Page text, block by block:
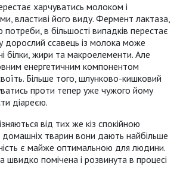
харчуватись молоком і
властиві його виду. Фермент лактаза,
потреби, в більшості випадків перестає
дорослий ссавець із молока може
білки, жири та макроелементи. Але
енергетичним компонентом
Більше того, шлунково-кишковий
проти тепер уже чужого йому
діареєю.
від тих же кіз спокійною
домашніх тварин вони дають найбільше
є майже оптимальною для людини.
швидко помічена і розвинута в процесі